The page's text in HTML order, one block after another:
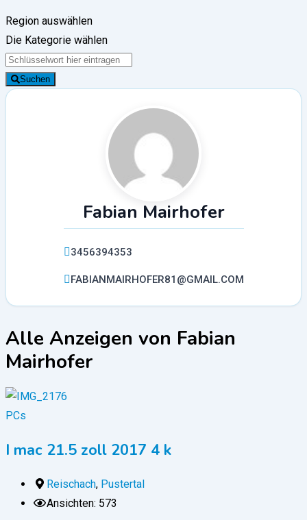
Region auswählen
Die Kategorie wählen
Suchen
Fabian Mairhofer
3456394353
FABIANMAIRHOFER81@GMAIL.COM
Alle Anzeigen von Fabian
Mairhofer
PCs
I mac 21.5 zoll 2017 4 k
Reischach, Pustertal
Ansichten: 573